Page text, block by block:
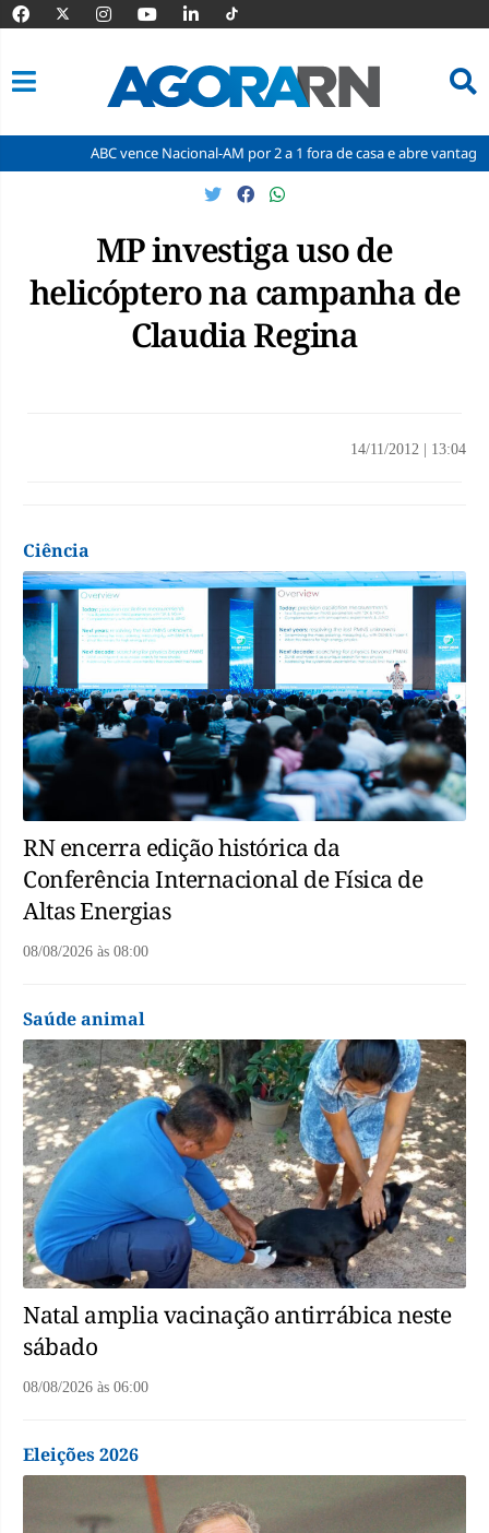
ABC vence Nacional-AM por 2 a 1 fora de casa e abre vantagem nas
MP investiga uso de
helicóptero na campanha de
Claudia Regina
14/11/2012 13:04
Ciência
RN encerra edição histórica da
Conferência Internacional de Física de
Altas Energias
08/08/2026 às 08:00
Saúde animal
Natal amplia vacinação antirrábica neste
sábado
08/08/2026 às 06:00
Eleições 2026